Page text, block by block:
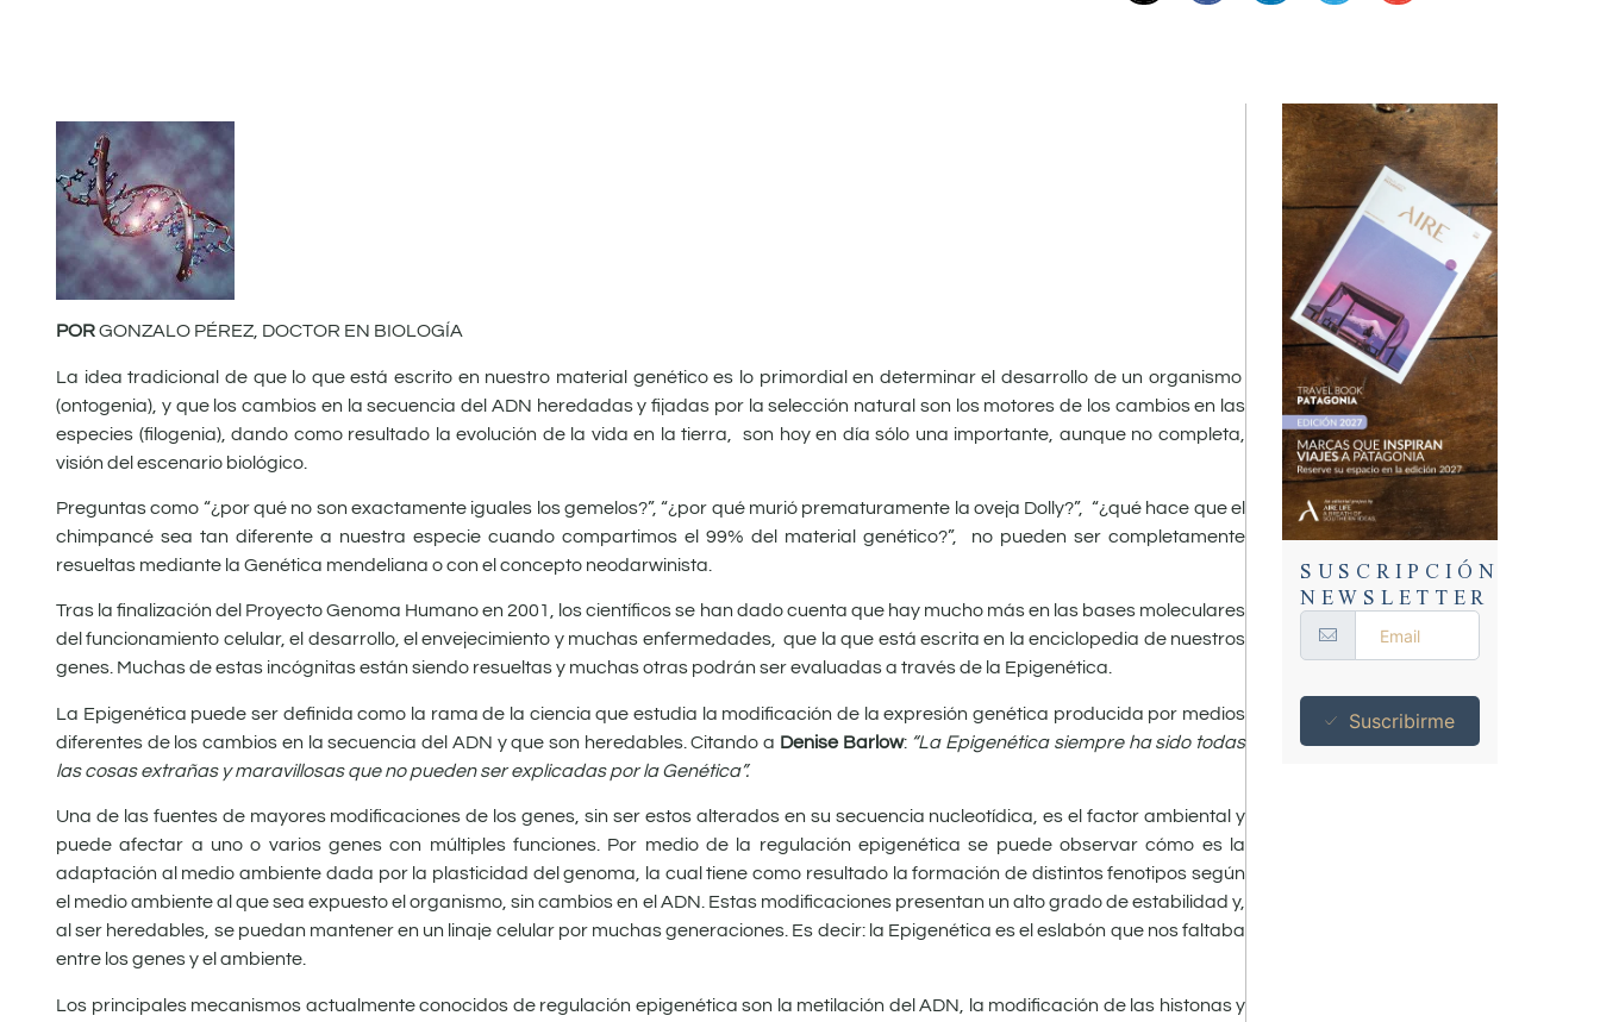
PORGONZALO PÉREZ, DOCTOR EN BIOLOGÍA
La idea tradicional de que lo que está escrito en nuestro material genético es lo primordial en determinar el desarrollo de un organismo
(ontogenia), y que los cambios en la secuencia del ADN heredadas y fijadas por la selección natural son los motores de los cambios en las
especies (filogenia), dando como resultado la evolución de la vida en la tierra, son hoy en día sólo una importante, aunque no completa,
visión del escenario biológico.
Preguntas como “¿por qué no son exactamente iguales los gemelos?”, “¿por qué murió prematuramente la oveja Dolly?”, “¿qué hace que el
chimpancé sea tan diferente a nuestra especie cuando compartimos el 99% del material genético?”, no pueden ser completamente
resueltas mediante la Genética mendeliana o con el concepto neodarwinista.
Tras la finalización del Proyecto Genoma Humano en 2001, los científicos se han dado cuenta que hay mucho más en las bases moleculares
del funcionamiento celular, el desarrollo, el envejecimiento y muchas enfermedades, que la que está escrita en la enciclopedia de nuestros
genes. Muchas de estas incógnitas están siendo resueltas y muchas otras podrán ser evaluadas a través de la Epigenética.
La Epigenética puede ser definida como la rama de la ciencia que estudia la modificación de la expresión genética producida por medios
diferentes de los cambios en la secuencia del ADN y que son heredables. Citando a Denise Barlow: “La Epigenética siempre ha sido todas
las cosas extrañas y maravillosas que no pueden ser explicadas por la Genética”.
Una de las fuentes de mayores modificaciones de los genes, sin ser estos alterados en su secuencia nucleotídica, es el factor ambiental y
puede afectar a uno o varios genes con múltiples funciones. Por medio de la regulación epigenética se puede observar cómo es la
adaptación al medio ambiente dada por la plasticidad del genoma, la cual tiene como resultado la formación de distintos fenotipos según
el medio ambiente al que sea expuesto el organismo, sin cambios en el ADN. Estas modificaciones presentan un alto grado de estabilidad y,
al ser heredables, se puedan mantener en un linaje celular por muchas generaciones. Es decir: la Epigenética es el eslabón que nos faltaba
entre los genes y el ambiente.
Los principales mecanismos actualmente conocidos de regulación epigenética son la metilación del ADN, la modificación de las histonas y
SUSCRIPCIÓN
NEWSLETTER
Suscribirme